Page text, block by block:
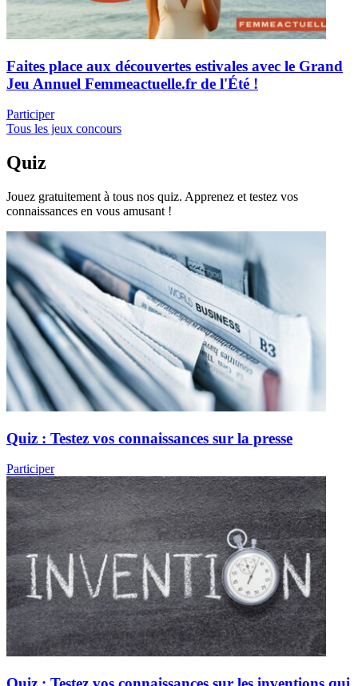
Faites place aux découvertes estivales avec le Grand
Jeu Annuel Femmeactuelle.fr de l'Été !
Participer
Tous les jeux concours
Quiz
Jouez gratuitement à tous nos quiz. Apprenez et testez vos
connaissances en vous amusant !
Quiz : Testez vos connaissances sur la presse
Participer